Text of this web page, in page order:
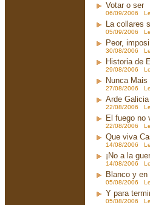
Votar o ser
06/09/2006
La collares
05/09/2006
Peor,
30/08/2006
Historia de
29/08/2006
Nunca Mais
27/08/2006
Arde Galicia
22/08/2006
El fuego no
22/08/2006
Que viva
14/08/2006
¡No a la
14/08/2006
Blanco y en
05/08/2006
Y para
05/08/2006